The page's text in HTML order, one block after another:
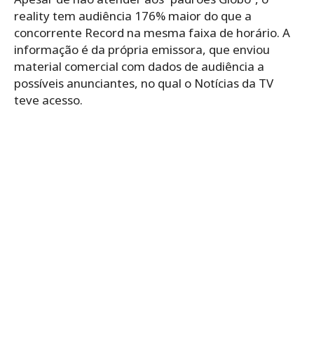
reality tem audiência 176% maior do que a
concorrente Record na mesma faixa de horário. A
informação é da própria emissora, que enviou
material comercial com dados de audiência a
possíveis anunciantes, no qual o Notícias da TV
teve acesso.